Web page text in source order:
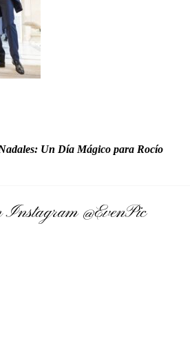
Un Día Mágico para Rocío
Instagram@EvenPic